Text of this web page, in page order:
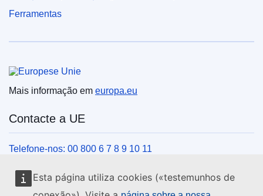
Esta página utiliza cookies («testemunhos de
Ferramentas
Mais informação em europa.eu
Contacte a UE
Telefone-nos: 00 800 6 7 8 9 10 11
Veja outros contactos telefónicos
Chegue a nós pelo nosso formulário